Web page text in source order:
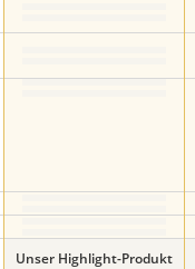
Unser Highlight-Produkt